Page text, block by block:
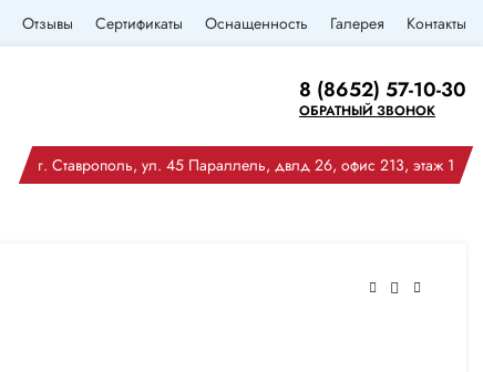
Отзывы Сертификаты Оснащенность Галерея Контакты
8 (8652) 57-10-30
ОБРАТНЫЙ ЗВОНОК
г. Ставрополь, ул. 45 Параллель, двлд 26, офис 213, этаж 1